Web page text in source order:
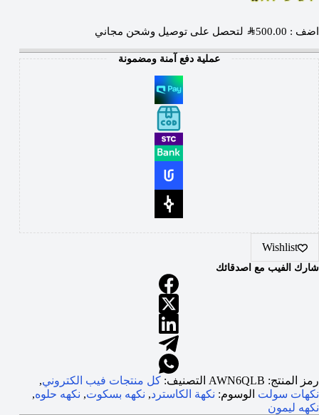
اضف : SAR500.00 لتحصل على توصيل وشحن مجاني
عملية دفع آمنة ومضمونة
Wishlist
شارك الفيب مع اصدقائك
رمز المنتج: AWN6QLB التصنيف: كل منتجات فيب الكتروني,
نكهات سولت الوسوم: نكهة الكاسترد, نكهه بسكوت, نكهه حلوه,
نكهه ليمون